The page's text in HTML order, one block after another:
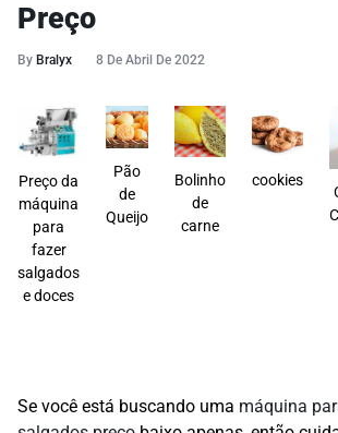
Preço
By Bralyx 8 De Abril De 2022
Preço da
máquina
para
fazer
salgados
e doces
Pão
de
Queijo
Bolinho
de
carne
cookies
Se você está buscando uma máquina